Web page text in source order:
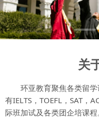
关
环亚教育聚焦各类留学
有IELTS，TOEFL，SAT，
际班加试及各类团企培课